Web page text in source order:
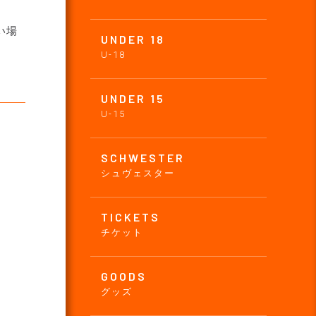
UNDER 18
U-18
UNDER 15
U-15
SCHWESTER
シュヴェスター
TICKETS
チケット
GOODS
グッズ
場